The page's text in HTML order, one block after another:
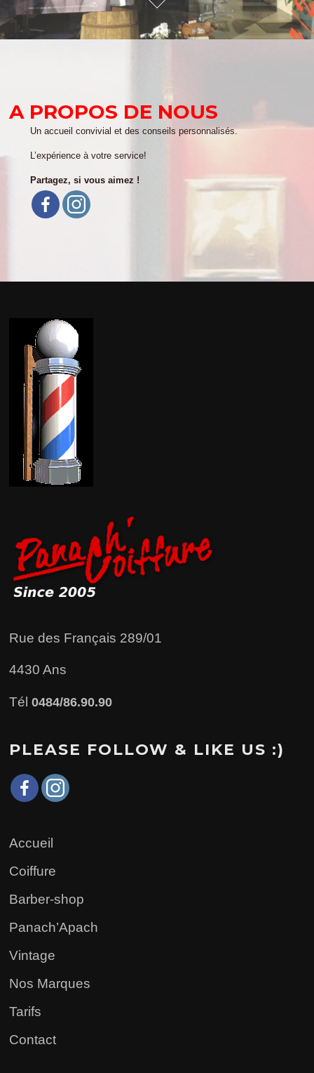
A PROPOS DE NOUS
Un accueil convivial et des conseils personnalisés.
L’expérience à votre service!
Partagez, si vous aimez !
Rue des Français 289/01
4430 Ans
Tél0484/86.90.90
PLEASE FOLLOW & LIKE US :)
Accueil
Coiffure
Barber-shop
Panach’Apach
Vintage
Nos Marques
Tarifs
Contact